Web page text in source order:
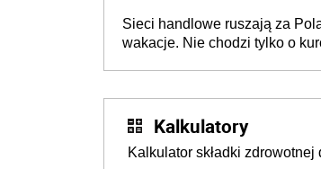
Sieci handlowe ruszają za
wakacje. Nie chodzi tylko o
Kalkulatory
Kalkulator składki zdrowotnej